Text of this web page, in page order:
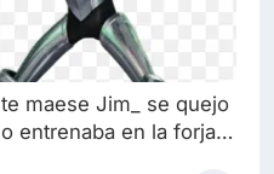
maese Jim_ se quejo
entrenaba en la forja_